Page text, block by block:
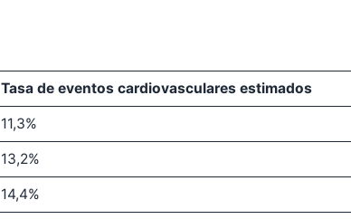
Tasa de eventos cardiovasculares estimados
11,3%
13,2%
14,4%